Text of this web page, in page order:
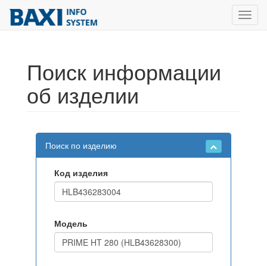
Поиск информации
об изделии
Поиск по изделию
Код изделия
Модель